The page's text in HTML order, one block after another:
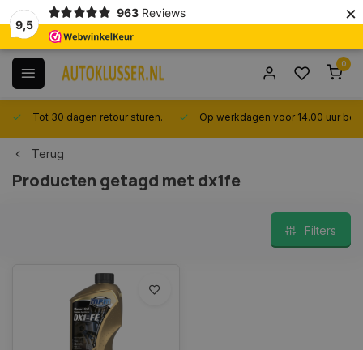
9,5
963 Reviews ×
0
Tot 30 dagen retour sturen. Op werkdagen voor 14.00 uur
Terug
Producten getagd met dx1fe
Filters